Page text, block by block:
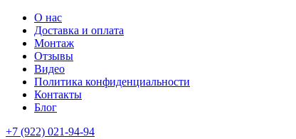
О нас
Доставка и оплата
Монтаж
Отзывы
Видео
Политика конфиденциальности
Контакты
Блог
+7 (922) 021-94-94